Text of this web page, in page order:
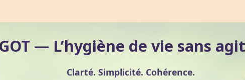
à boire dans une infusion de menthe
avec un jus de citron pressé
— L’hygiène de vie sans
Clarté. Simplicité. Cohérence.